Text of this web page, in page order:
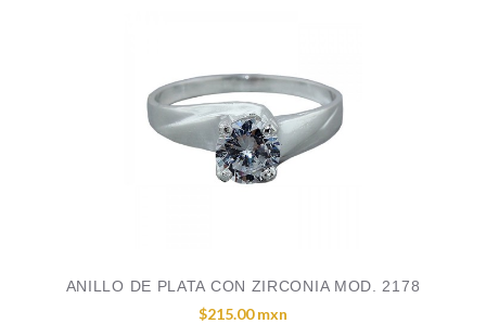
ANILLO DE PLATA CON ZIRCONIA MOD. 2178
$215.00 mxn